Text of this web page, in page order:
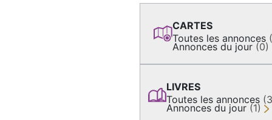
CARTES
Toutes les annonces
Annonces du jour (0)
LIVRES
Toutes les annonces
Annonces du jour (1)